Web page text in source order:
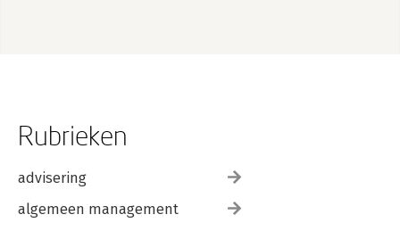
Rubrieken
advisering
algemeen management